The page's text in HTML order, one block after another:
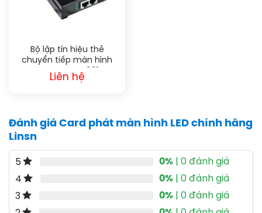
Bộ lặp tín hiệu thẻ
chuyển tiếp màn hình
LED LINSN CN901
Liên hệ
Đánh giá Card phát màn hình LED chính hãng
Linsn
5 0% | 0 đánh giá
4
0% | 0 đánh giá
3
0% | 0 đánh giá